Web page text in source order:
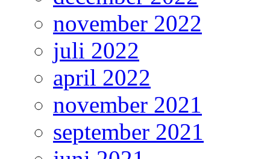
november 2022
juli 2022
april 2022
november 2021
september 2021